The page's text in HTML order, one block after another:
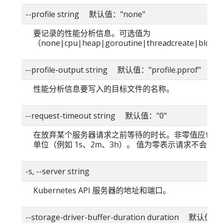
--profile string 默认值："none"
要记录的性能分析信息。可选值为
（
--profile-output string 默认值："profile.pprof"
性能分析信息要写入的目标文件的名称。
--request-timeout string 默认值："0"
在放弃某个服务器请求之前等待的时长。非零值应包
单位（例如 1s、2m、3h）。 值为零表示请求不会超
-s, --server string
Kubernetes API 服务器的地址和端口。
--storage-driver-buffer-duration duration 默认值